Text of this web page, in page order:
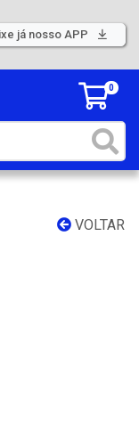
já nosso APP
0
VOLTAR